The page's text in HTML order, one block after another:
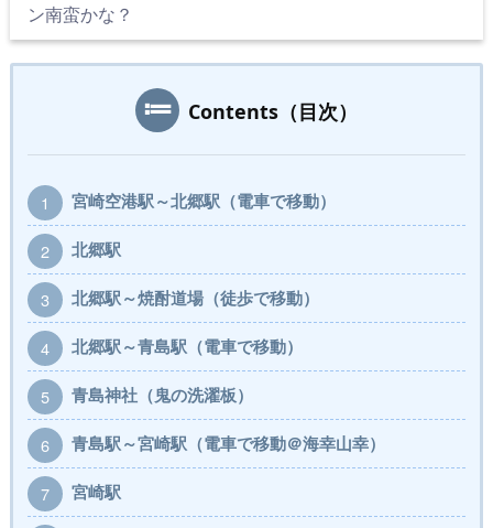
ン南蛮かな？
Contents（目次）
1 宮崎空港駅～北郷駅（電車で移動）
2 北郷駅
3 北郷駅～焼酎道場（徒歩で移動）
4 北郷駅～青島駅（電車で移動）
5 青島神社（鬼の洗濯板）
6 青島駅～宮崎駅（電車で移動＠海幸山幸）
7 宮崎駅